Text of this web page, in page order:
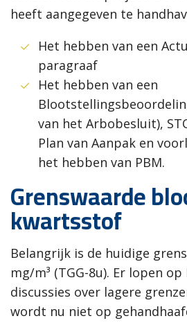
heeft aangegeven te
Het hebben van een
paragraaf
Het hebben van een
van het Arbobesluit),
Plan van Aanpak en
het hebben van PBM.
Grenswaarde
kwartsstof
Belangrijk is de huidige
mg/m³ (TGG-8u). Er lopen
discussies over lagere
wordt nu niet op